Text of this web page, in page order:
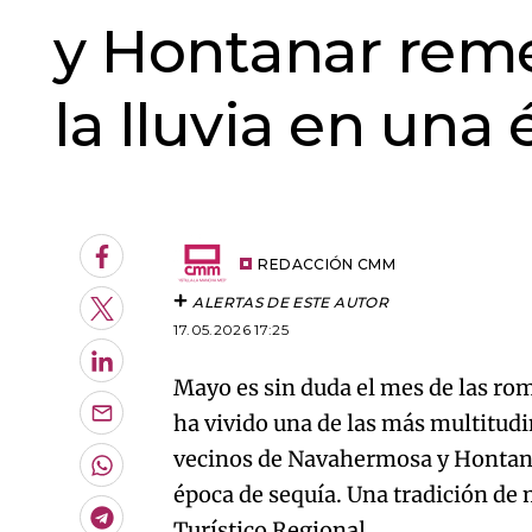
y Hontanar
la lluvia en una
Facebook
Twitter
LinkedIn
Enviar
por
Email
Whatsapp
Telegram
REDACCIÓN CMM
ALERTAS DE ESTE AUTOR
17.05.2026 17:25
Mayo es sin duda el mes de las
ha vivido una de las más
vecinos de Navahermosa y
época de sequía. Una tradición